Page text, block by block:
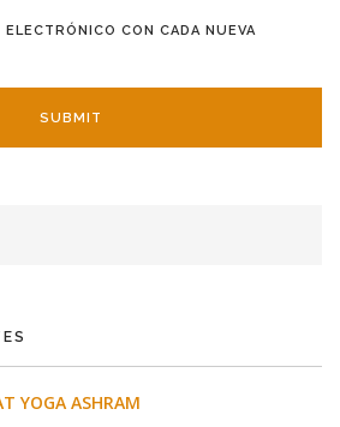
CON CADA NUEVA
YOGA ASHRAM